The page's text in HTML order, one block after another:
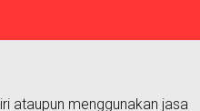
ataupun menggunakan jasa